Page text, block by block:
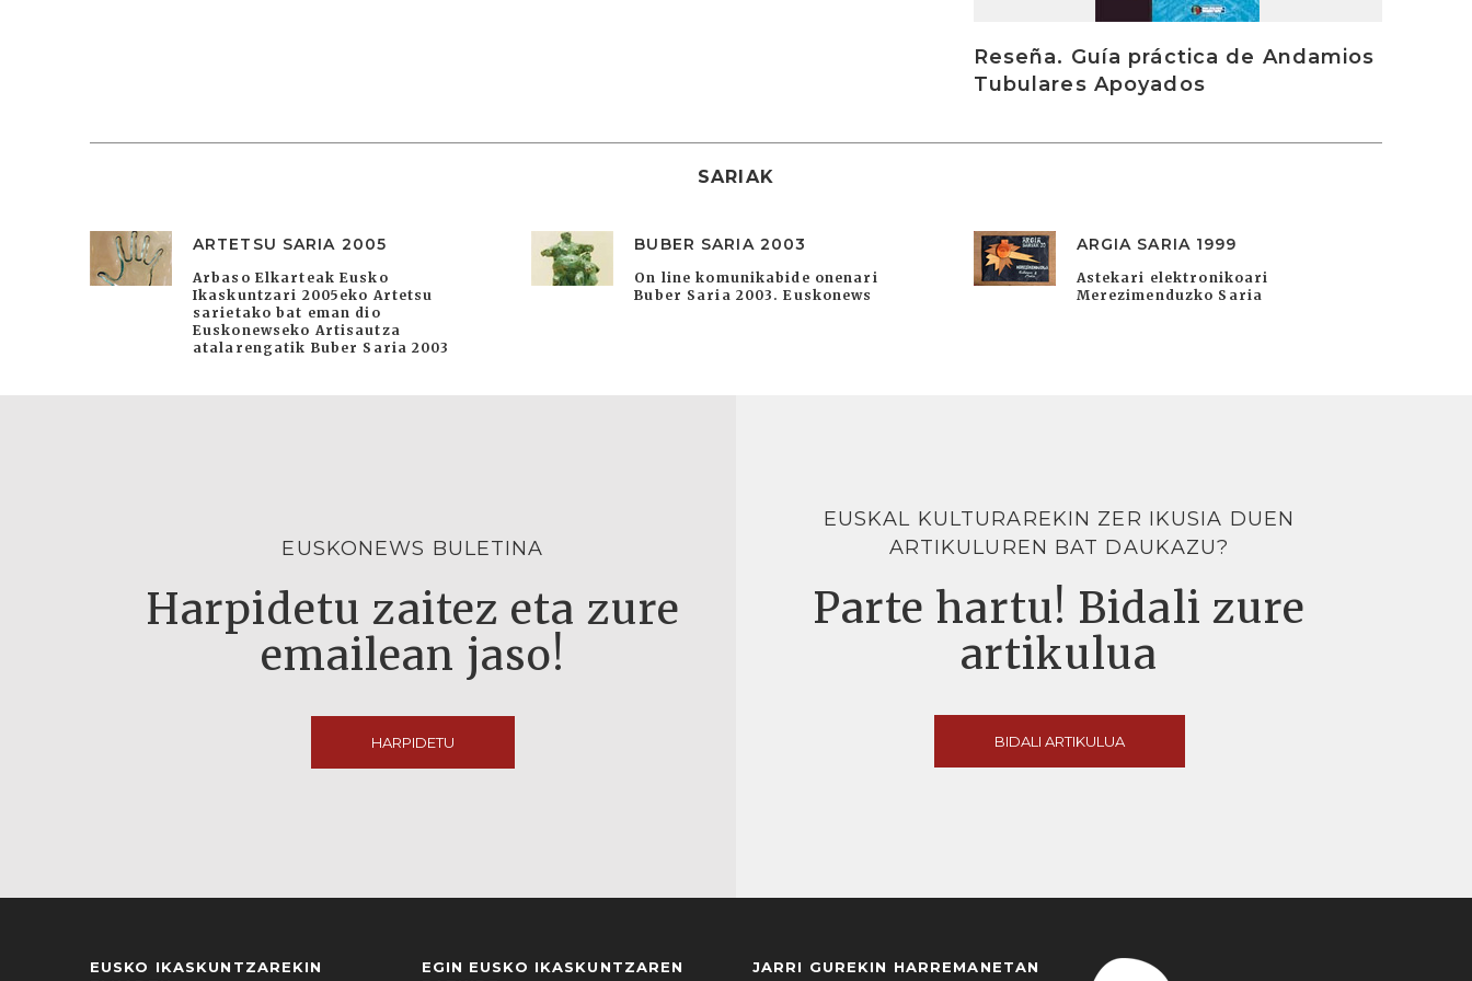
Reseña. Guía práctica de Andamios
Tubulares Apoyados
SARIAK
ARTETSU SARIA 2005
Arbaso Elkarteak Eusko
Ikaskuntzari 2005eko Artetsu
sarietako bat eman dio
Euskonewseko Artisautza
atalarengatik Buber Saria 2003
BUBER SARIA 2003
On line komunikabide onenari
Buber Saria 2003. Euskonews
ARGIA SARIA 1999
Astekari elektronikoari
Merezimenduzko Saria
EUSKONEWS BULETINA
Harpidetu zaitez eta zure
emailean jaso!
HARPIDETU
EUSKAL KULTURAREKIN ZER IKUSIA DUEN
ARTIKULUREN BAT DAUKAZU?
Parte hartu! Bidali zure
artikulua
BIDALI ARTIKULUA
EUSKO IKASKUNTZAREKIN
EGIN EUSKO IKASKUNTZAREN
JARRI GUREKIN HARREMANETAN